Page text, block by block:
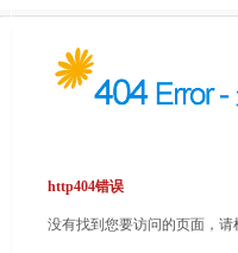
http404错误
没有找到您要访问的页面，